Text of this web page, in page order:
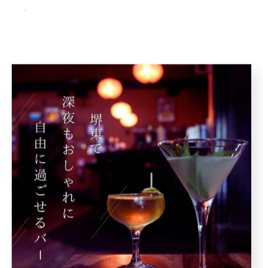
.
< 前のページ 一覧に戻る
カテゴリー Categories
全てのカテゴリー
深夜
カラオケ
駅近